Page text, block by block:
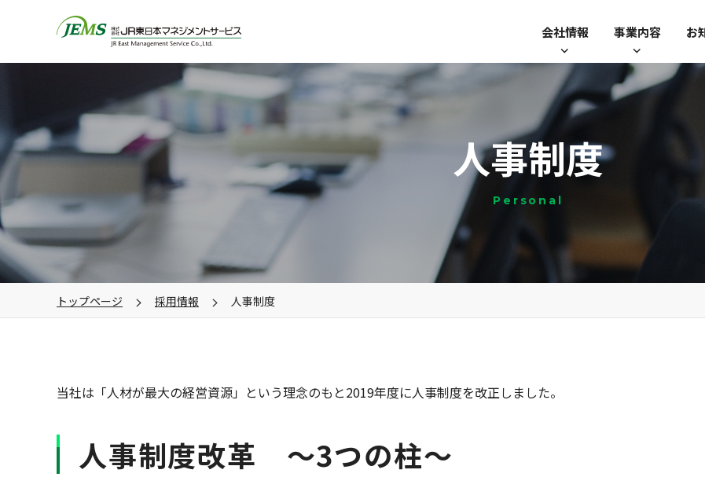
会社情報 事業内容 お
人事制度
Personal
トップページ 採用情報 人事制度
当社は「人材が最大の経営資源」という理念のもと2019年度に人事制度を改正しました。
人事制度改革 ～3つの柱～